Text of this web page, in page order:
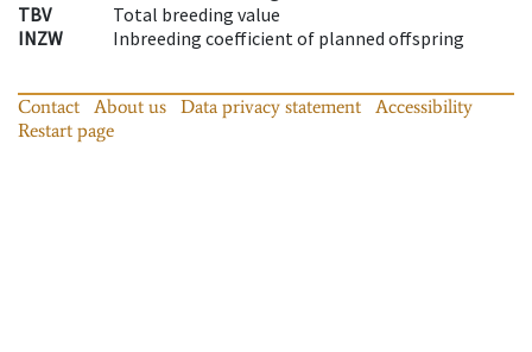
TBV
Total breeding value
INZW
Inbreeding coefficient of planned offspring
Contact About us Data privacy statement
Accessibility
Restart page